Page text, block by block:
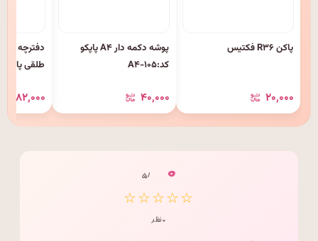
پاکن R۳۶ فکتیس
۲۰٬۰۰۰
پوشه دکمه دار A۴ پاپکو
کد:A۴-۱۰۵
۴۰٬۰۰۰
طلقی پاپکو
۸۲٬۰۰۰
۰ / ۵
☆☆☆☆☆
۰ نظر